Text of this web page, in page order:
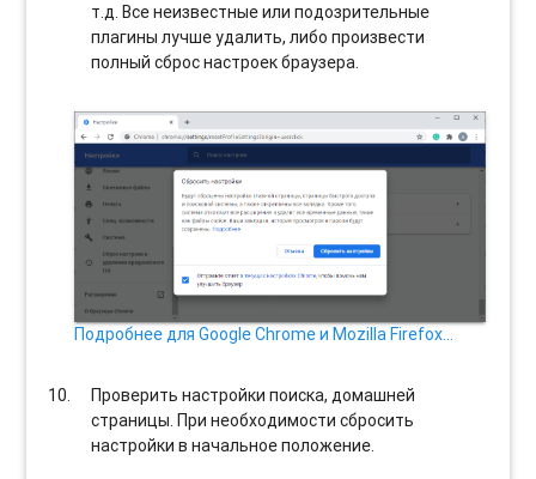
т.д. Все неизвестные или подозрительные
плагины лучше удалить, либо произвести
полный сброс настроек браузера.
Подробнее для Google Chrome и Mozilla Firefox…
Проверить настройки поиска, домашней
страницы. При необходимости сбросить
настройки в начальное положение.